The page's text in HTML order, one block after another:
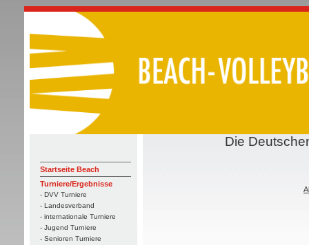
Startseite Beach
Turniere/Ergebnisse
- DVV Turniere
- Landesverband
- internationale Turniere
- Jugend Turniere
- Senioren Turniere
Die